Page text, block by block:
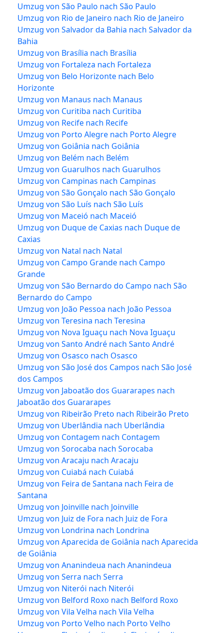
Umzug von São Paulo nach São Paulo
Umzug von Rio de Janeiro nach Rio de Janeiro
Umzug von Salvador da Bahia nach Salvador da
Bahia
Umzug von Brasília nach Brasília
Umzug von Fortaleza nach Fortaleza
Umzug von Belo Horizonte nach Belo
Horizonte
Umzug von Manaus nach Manaus
Umzug von Curitiba nach Curitiba
Umzug von Recife nach Recife
Umzug von Porto Alegre nach Porto Alegre
Umzug von Goiânia nach Goiânia
Umzug von Belém nach Belém
Umzug von Guarulhos nach Guarulhos
Umzug von Campinas nach Campinas
Umzug von São Gonçalo nach São Gonçalo
Umzug von São Luís nach São Luís
Umzug von Maceió nach Maceió
Umzug von Duque de Caxias nach Duque de
Caxias
Umzug von Natal nach Natal
Umzug von Campo Grande nach Campo
Grande
Umzug von São Bernardo do Campo nach São
Bernardo do Campo
Umzug von João Pessoa nach João Pessoa
Umzug von Teresina nach Teresina
Umzug von Nova Iguaçu nach Nova Iguaçu
Umzug von Santo André nach Santo André
Umzug von Osasco nach Osasco
Umzug von São José dos Campos nach São José
dos Campos
Umzug von Jaboatão dos Guararapes nach
Jaboatão dos Guararapes
Umzug von Ribeirão Preto nach Ribeirão Preto
Umzug von Uberlândia nach Uberlândia
Umzug von Contagem nach Contagem
Umzug von Sorocaba nach Sorocaba
Umzug von Aracaju nach Aracaju
Umzug von Cuiabá nach Cuiabá
Umzug von Feira de Santana nach Feira de
Santana
Umzug von Joinville nach Joinville
Umzug von Juiz de Fora nach Juiz de Fora
Umzug von Londrina nach Londrina
Umzug von Aparecida de Goiânia nach Aparecida
de Goiânia
Umzug von Ananindeua nach Ananindeua
Umzug von Serra nach Serra
Umzug von Niterói nach Niterói
Umzug von Belford Roxo nach Belford Roxo
Umzug von Vila Velha nach Vila Velha
Umzug von Porto Velho nach Porto Velho